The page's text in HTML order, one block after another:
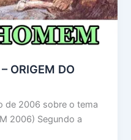
ORIGEM DO
de 2006 sobre o tema
2006) Segundo a